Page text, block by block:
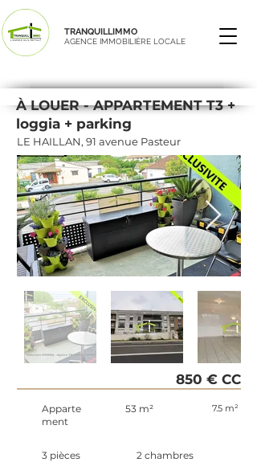
TRANQUILLIMMO
AGENCE IMMOBILIÈRE LOCALE
À LOUER - APPARTEMENT T3 +
loggia + parking
LE HAILLAN, 91 avenue Pasteur
850 € CC
Apparte
ment
53 m² 7.5 m²
3 pièces 2 chambres